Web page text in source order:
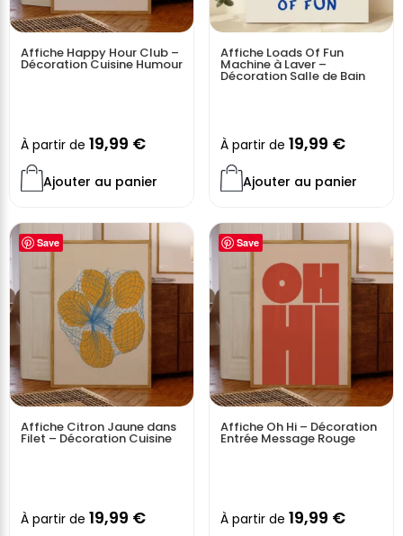
Affiche Happy Hour Club –
Décoration Cuisine Humour
À partir de 19,99 €
Ajouter au panier
Affiche Loads Of Fun
Machine à Laver –
Décoration Salle de Bain
À partir de 19,99 €
Ajouter au panier
Save
Affiche Citron Jaune dans
Filet – Décoration Cuisine
À partir de 19,99 €
Save
Affiche Oh Hi – Décoration
Entrée Message Rouge
À partir de 19,99 €